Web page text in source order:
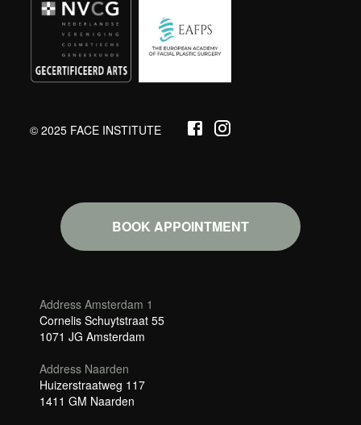
© 2025 FACE INSTITUTE
BOOK APPOINTMENT
Address Amsterdam 1
Cornelis Schuytstraat 55
1071 JG Amsterdam
Address Naarden
Huizerstraatweg 117
1411 GM Naarden